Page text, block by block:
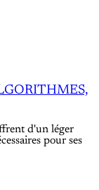
d'un léger
pour ses